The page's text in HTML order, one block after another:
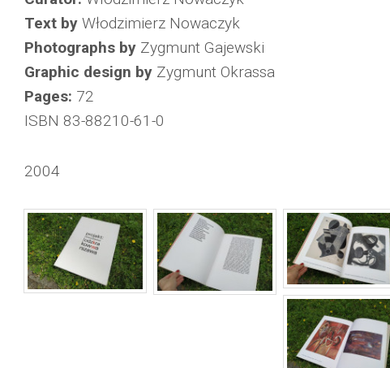
Text by Włodzimierz Nowaczyk
Photographs by Zygmunt Gajewski
Graphic design by Zygmunt Okrassa
Pages: 72
ISBN 83-88210-61-0
2004